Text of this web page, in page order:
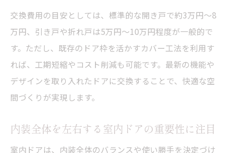
交換費用の目安としては、標準的な開き戸で約3万円〜8
万円、引き戸や折れ戸は5万円〜10万円程度が一般的で
す。ただし、既存のドア枠を活かすカバー工法を利用す
れば、工期短縮やコスト削減も可能です。最新の機能や
デザインを取り入れたドアに交換することで、快適な空
間づくりが実現します。
内装全体を左右する室内ドアの重要性に注目
室内ドアは、内装全体のバランスや使い勝手を決定づけ